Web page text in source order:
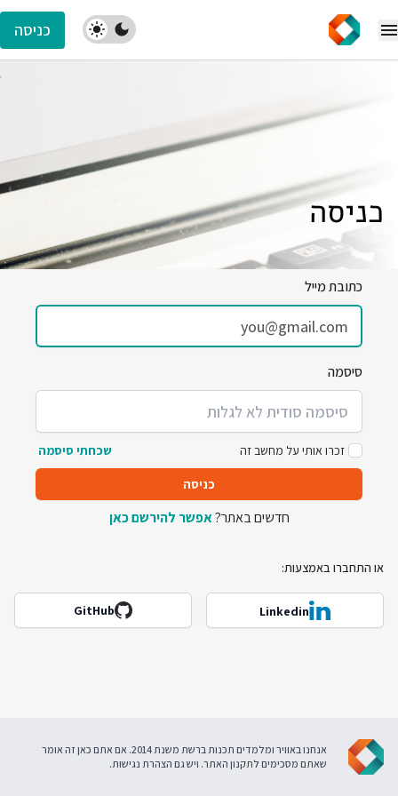
כניסה
כניסה
כתובת מייל
סיסמה
זכרו אותי על מחשב זה שכחתי סיסמה
כניסה
חדשים באתר?אפשר להירשם כאן
או התחברו באמצעות:
Linkedin
GitHub
אנחנו באוויר ומלמדים תכנות ברשת משנת 2014. אם אתם כאן זה אומר
שאתם מסכימים לתקנון האתר. ויש גם הצהרת נגישות.